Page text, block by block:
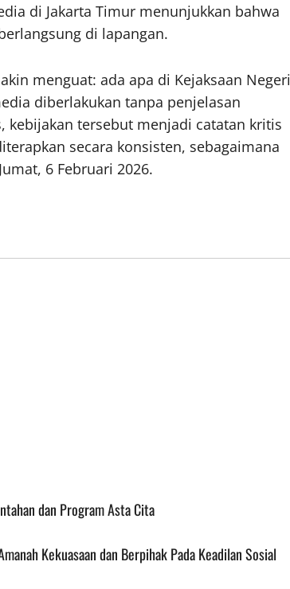
di Jakarta Timur menunjukkan bahwa
di lapangan.
menguat: ada apa di Kejaksaan Negeri
diberlakukan tanpa penjelasan
kebijakan tersebut menjadi catatan kritis
secara konsisten, sebagaimana
6 Februari 2026.
dan Program Asta Cita
Kekuasaan dan Berpihak Pada Keadilan Sosial